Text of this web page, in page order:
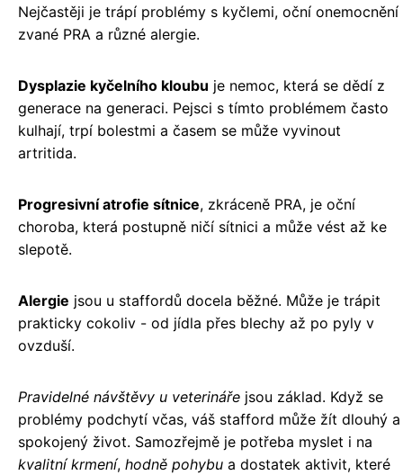
Nejčastěji je trápí problémy s kyčlemi, oční onemocnění
zvané PRA a různé alergie.
Dysplazie kyčelního kloubu je nemoc, která se dědí z
generace na generaci. Pejsci s tímto problémem často
kulhají, trpí bolestmi a časem se může vyvinout
artritida.
Progresivní atrofie sítnice, zkráceně PRA, je oční
choroba, která postupně ničí sítnici a může vést až ke
slepotě.
Alergie jsou u staffordů docela běžné. Může je trápit
prakticky cokoliv - od jídla přes blechy až po pyly v
ovzduší.
Pravidelné návštěvy u veterináře jsou základ. Když se
problémy podchytí včas, váš stafford může žít dlouhý a
spokojený život. Samozřejmě je potřeba myslet i na
kvalitní krmení, hodně pohybu a dostatek aktivit, které